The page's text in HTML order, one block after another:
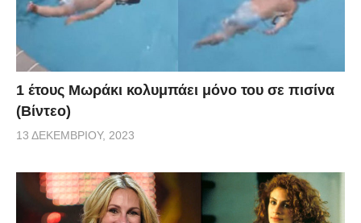
1 έτους Μωράκι κολυμπάει μόνο του σε πισίνα
(Βίντεο)
13 ΔΕΚΕΜΒΡΊΟΥ, 2023